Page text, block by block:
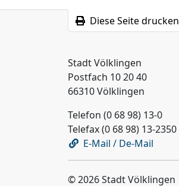
Diese Seite drucken
Stadt Völklingen
Postfach 10 20 40
66310 Völklingen
Telefon (0 68 98) 13-0
Telefax (0 68 98) 13-2350
E-Mail / De-Mail
© 2026 Stadt Völklingen